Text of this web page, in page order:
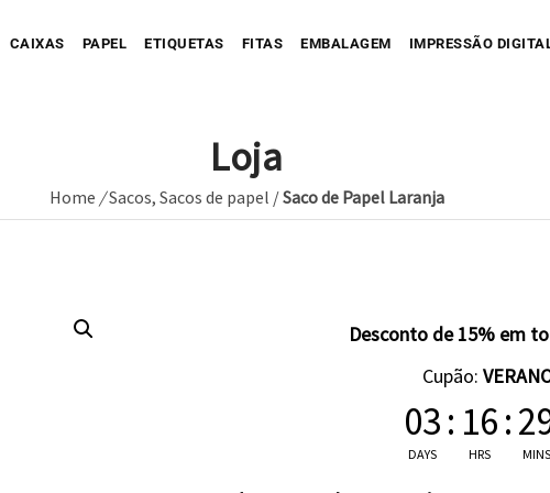
CAIXAS
Sua Caixa Impressa Caixa Recortada
Caixa Full Color
PAPEL ETIQUETAS
Sua Etiqueta Impressa Etiqueta Adesiva
FITAS EMBALAGEM
Sua Fita Adesiva Impressa
IMPRESSÃO
Loja
Home /Sacos, Sacos de papel /Saco de Papel Laranja
Desconto de 15% em
Cupão:
03
DAYS
: 16
HRS
:
MINS